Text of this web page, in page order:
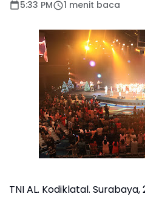
5:33 PM 1 menit baca
TNI AL. Kodiklatal.